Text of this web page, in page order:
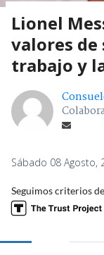
Lionel
valores de
trabajo y
Sábado 08 Agosto,
Seguimos criterios de